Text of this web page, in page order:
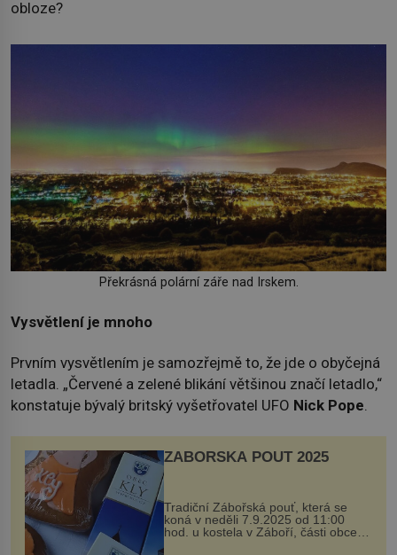
obloze?
Překrásná polární záře nad Irskem.
Vysvětlení je mnoho
Prvním vysvětlením je samozřejmě to, že jde o obyčejná
letadla. „Červené a zelené blikání většinou značí letadlo,“
konstatuje bývalý britský vyšetřovatel UFO Nick Pope.
ZÁBOŘSKÁ POUŤ 2025
Tradiční Zábořská pouť, která se
koná v neděli 7.9.2025 od 11:00
hod. u kostela v Záboří, části obce
Kly u Mělníka. V programu naleznete